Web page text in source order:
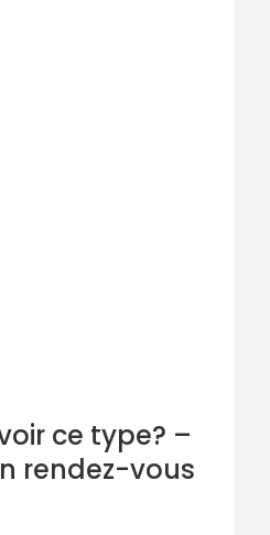
ce type? –
rendez-vous